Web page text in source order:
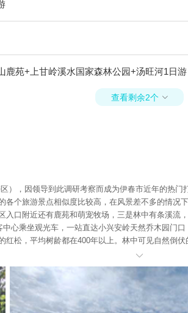
鹿苑+上甘岭溪水国家森林公园+汤旺河1日游
查看剩余2个 
，因领导到此调研考察而成为伊春市近年的热
个旅游景点相似度比较高，在风景差不多的情
口附近还有鹿苑和萌宠牧场，三是林中有条溪
心乘坐观光车，一站直达小兴安岭天然乔木园门
松，平均树龄都在400年以上。林中可见自然
俯瞰苍茫林海，听取松涛阵阵，到了秋季，这
前行就是下山路线，仍然是一路台阶，半山腰处
琴溪，溪水公园因此溪而得名。 道路在此处分
，当然也有人选择逆行，旅行社客人一般都不爬
适量投喂，同时注意保持距离，避免误伤。
